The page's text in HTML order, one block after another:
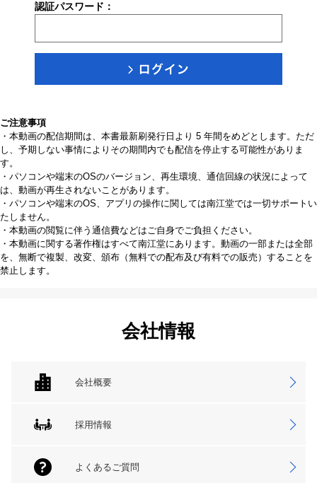
認証パスワード：
ご注意事項
・本動画の配信期間は、本書最新刷発行日より 5 年間をめどとします。ただ
し、予期しない事情によりその期間内でも配信を停止する可能性がありま
す。
・パソコンや端末のOSのバージョン、再生環境、通信回線の状況によって
は、動画が再生されないことがあります。
・パソコンや端末のOS、アプリの操作に関しては南江堂では一切サポートい
たしません。
・本動画の閲覧に伴う通信費などはご自身でご負担ください。
・本動画に関する著作権はすべて南江堂にあります。動画の一部または全部
を、無断で複製、改変、頒布（無料での配布及び有料での販売）することを
禁止します。
会社情報
会社概要
採用情報
よくあるご質問